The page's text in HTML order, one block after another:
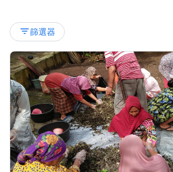
filter_list篩選器